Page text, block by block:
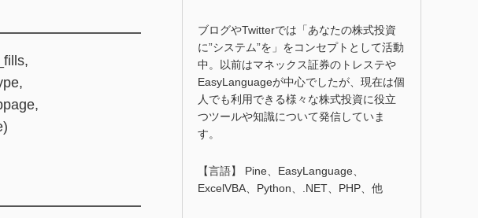
ブログやTwitterでは「あなたの株式投資
に”システム”を」をコンセプトとして活動
中。以前はマネックス証券のトレステや
EasyLanguageが中心でしたが、現在は個
人でも利用できる様々な株式投資に役立
つツールや知識について発信していま
す。
【言語】 Pine、EasyLanguage、
ExcelVBA、Python、.NET、PHP、他